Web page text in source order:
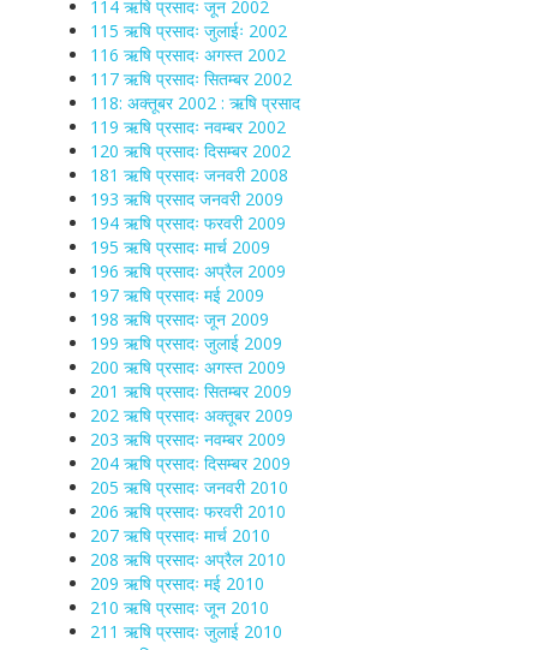
114 ऋषि प्रसादः जून 2002
115 ऋषि प्रसादः जुलाईः 2002
116 ऋषि प्रसादः अगस्त 2002
117 ऋषि प्रसादः सितम्बर 2002
118: अक्तूबर 2002 : ऋषि प्रसाद
119 ऋषि प्रसादः नवम्बर 2002
120 ऋषि प्रसादः दिसम्बर 2002
181 ऋषि प्रसादः जनवरी 2008
193 ऋषि प्रसाद जनवरी 2009
194 ऋषि प्रसादः फरवरी 2009
195 ऋषि प्रसादः मार्च 2009
196 ऋषि प्रसादः अप्रैल 2009
197 ऋषि प्रसादः मई 2009
198 ऋषि प्रसादः जून 2009
199 ऋषि प्रसादः जुलाई 2009
200 ऋषि प्रसादः अगस्त 2009
201 ऋषि प्रसादः सितम्बर 2009
202 ऋषि प्रसादः अक्तूबर 2009
203 ऋषि प्रसादः नवम्बर 2009
204 ऋषि प्रसादः दिसम्बर 2009
205 ऋषि प्रसादः जनवरी 2010
206 ऋषि प्रसादः फरवरी 2010
207 ऋषि प्रसादः मार्च 2010
208 ऋषि प्रसादः अप्रैल 2010
209 ऋषि प्रसादः मई 2010
210 ऋषि प्रसादः जून 2010
211 ऋषि प्रसादः जुलाई 2010